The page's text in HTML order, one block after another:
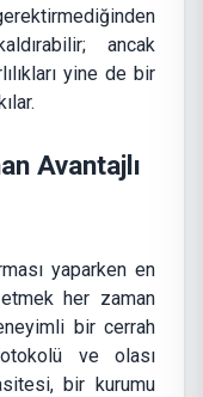
ancak
yine de bir
Avantajlı
yaparken en
her zaman
bir cerrah
ve olası
bir kurumu